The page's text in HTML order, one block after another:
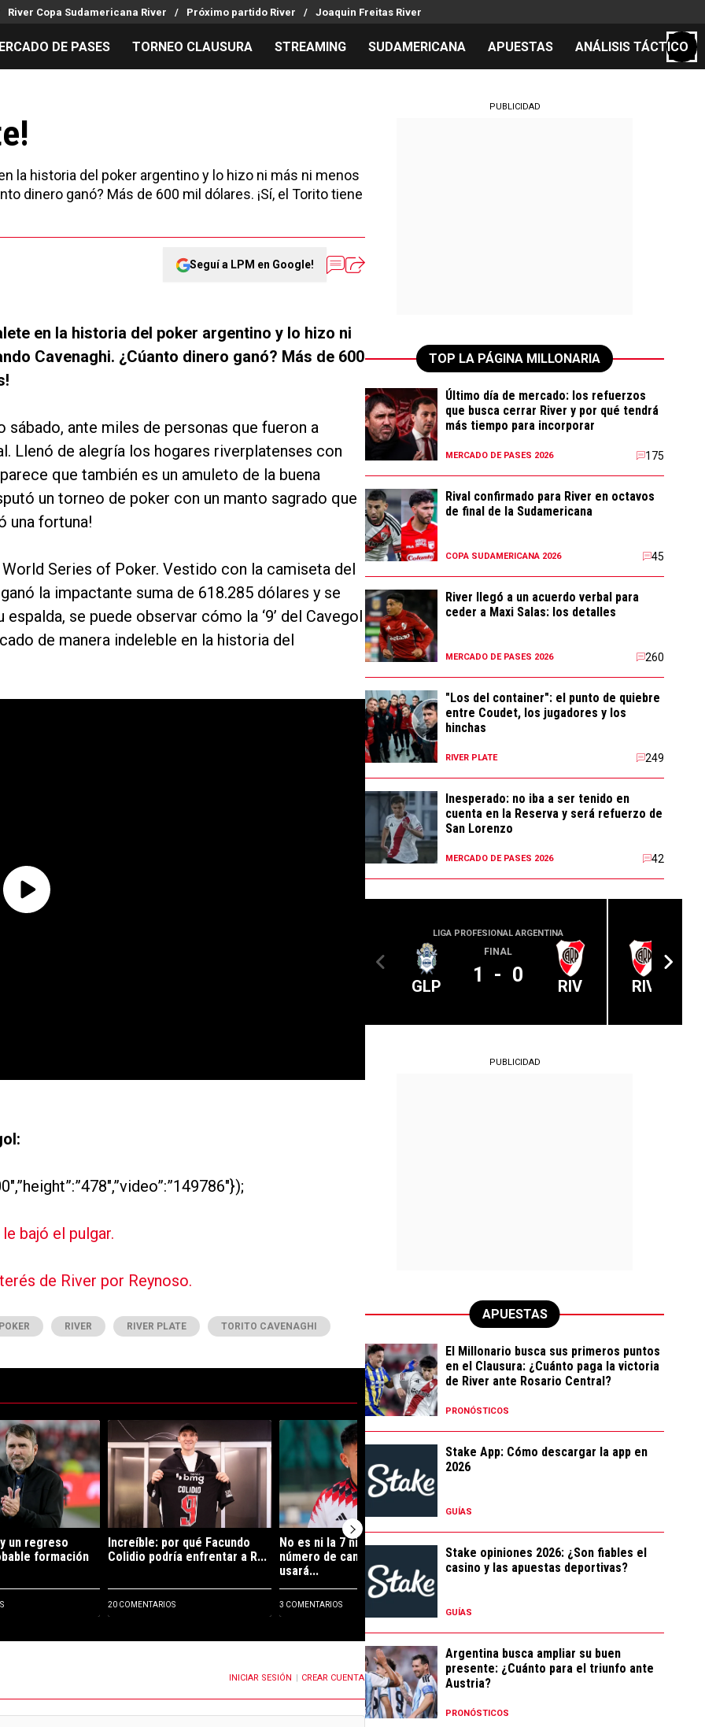
River Copa Sudamericana River Próximo partido River Joaquin Freitas River
de Pases
tácticos
Chacho Coudet
Los goles de River
Pronósticos
DE PASES TORNEO CLAUSURA STREAMING SUDAMERICANA APUESTAS ANÁLISIS TÁCTICO
la historia del poker argentino y lo hizo ni más ni menos
dinero ganó? Más de 600 mil dólares. ¡Sí, el Torito tiene
Seguí a LPM en Google!
en la historia del poker argentino y lo hizo ni
Cavenaghi. ¿Cúanto dinero ganó? Más de 600
ante miles de personas que fueron a
Llenó de alegría los hogares riverplatenses con
que también es un amuleto de la buena
un torneo de poker con un manto sagrado que
una fortuna!
Series of Poker. Vestido con la camiseta del
la impactante suma de 618.285 dólares y se
se puede observar cómo la ‘9’ del Cavegol
de manera indeleble en la historia del
bajó el pulgar.
de River por Reynoso.
POKER RIVER RIVER PLATE TORITO CAVENAGHI
tendencia con el título "Dos debuts y un regreso clave: la probable formación de River ante Tigre" con 14 comentarios.
un regreso
formación
Un artículo de tendencia con el título "Increíble: por qué Facundo Colidio podría enfrentar a River con Vasco Da Gama
Increíble: por qué Facundo
Colidio podría enfrentar a R...
20 COMENTARIOS
Un artículo de tendencia con el título "No es ni la 7 ni la 11: el número de camiseta
No es ni la 7 ni la 11: el
número de camiseta que
usará...
3 COMENTARIOS
Juanfer Quintero seguirá
jugan...
posibles
CUANDO SE PUBLIQUEN NUEVOS COMENTARIOSINICIAR SESIÓN CREAR CUENTA
PUBLICIDAD
TOP LA PÁGINA MILLONARIA
Último día de mercado: los refuerzos
que busca cerrar River y por qué tendrá
más tiempo para incorporar
MERCADO DE PASES 2026 175
Rival confirmado para River en octavos
de final de la Sudamericana
COPA SUDAMERICANA 2026 45
River llegó a un acuerdo verbal para
ceder a Maxi Salas: los detalles
MERCADO DE PASES 2026 260
"Los del container": el punto de quiebre
entre Coudet, los jugadores y los
hinchas
RIVER PLATE 249
Inesperado: no iba a ser tenido en
cuenta en la Reserva y será refuerzo de
San Lorenzo
MERCADO DE PASES 2026 42
LIGA PROFESIONAL ARGENTINA
GLP
FINAL
1 - 0 RIV RIV
PUBLICIDAD
APUESTAS
El Millonario busca sus primeros puntos
en el Clausura: ¿Cuánto paga la victoria
de River ante Rosario Central?
PRONÓSTICOS
Stake App: Cómo descargar la app en
2026
GUÍAS
Stake opiniones 2026: ¿Son fiables el
casino y las apuestas deportivas?
GUÍAS
Argentina busca ampliar su buen
presente: ¿Cuánto para el triunfo ante
Austria?
PRONÓSTICOS